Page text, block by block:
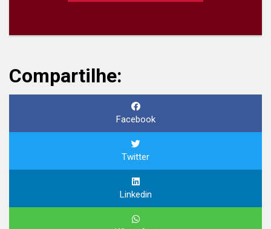
Compartilhe:
Facebook
Twitter
Linkedin